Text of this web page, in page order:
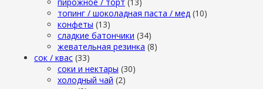
топинг / шоколадная паста / мед (10)
конфеты (13)
сладкие батончики (34)
жевательная резинка (8)
сок / квас (33)
соки и нектары (30)
холодный чай (2)